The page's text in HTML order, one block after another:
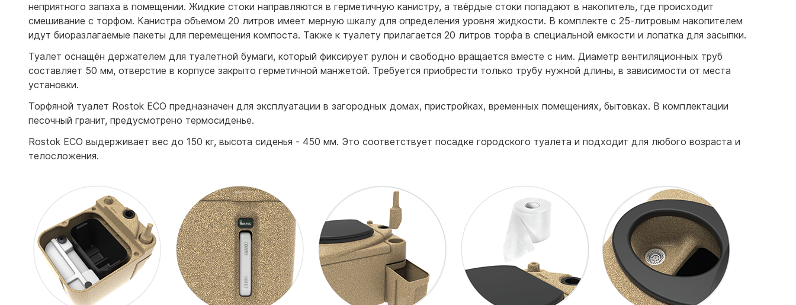
неприятного запаха в помещении. Жидкие стоки направляются в герметичную канистру, а твёрдые стоки попадают в накопитель, где происходит
смешивание с торфом. Канистра объемом 20 литров имеет мерную шкалу для определения уровня жидкости. В комплекте с 25-литровым накопителем
идут биоразлагаемые пакеты для перемещения компоста. Также к туалету прилагается 20 литров торфа в специальной емкости и лопатка для засыпки.
Туалет оснащён держателем для туалетной бумаги, который фиксирует рулон и свободно вращается вместе с ним. Диаметр вентиляционных труб
составляет 50 мм, отверстие в корпусе закрыто герметичной манжетой. Требуется приобрести только трубу нужной длины, в зависимости от места
установки.
Торфяной туалет Rostok ЕСО предназначен для эксплуатации в загородных домах, пристройках, временных помещениях, бытовках. В комплектации
песочный гранит, предусмотрено термосиденье.
Rostok ECO выдерживает вес до 150 кг, высота сиденья - 450 мм. Это соответствует посадке городского туалета и подходит для любого возраста и
телосложения.